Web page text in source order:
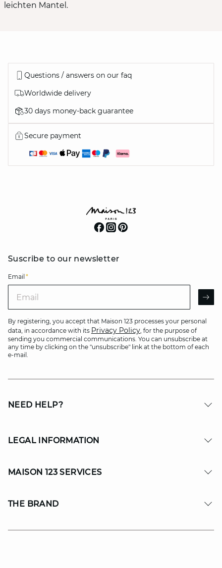
leichten Mantel.
Questions / answers on our faq
Worldwide delivery
30 days money-back guarantee
Secure payment
Suscribe to our newsletter
Email *
By registering, you accept that Maison 123 processes your personal
data, in accordance with its Privacy Policy, for the purpose of
sending you commercial communications. You can unsubscribe at
any time by clicking on the "unsubscribe" link at the bottom of each
e-mail.
NEED HELP?
LEGAL INFORMATION
MAISON 123 SERVICES
THE BRAND